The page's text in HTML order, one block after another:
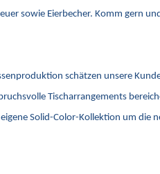
sowie Eierbecher. Komm gern
schätzen unsere
Tischarrangements
Solid-Color-Kollektion um die